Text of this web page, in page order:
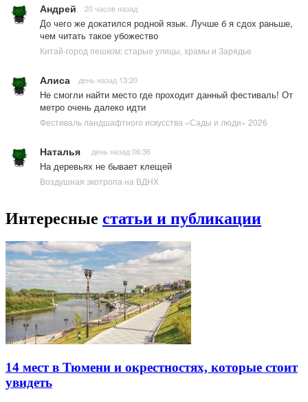
Андрей 20 часов назад
До чего же докатился родной язык. Лучше б я сдох раньше,
чем читать такое убожество
Китай-город пешком: старые улицы, храмы и Зарядье
Алиса день назад 13:20
Не смогли найти место где проходит данный фестиваль! От
метро очень далеко идти
Фестиваль ландшафтного искусства «Сады и люди» 2026
Наталья день назад 06:36
На деревьях не бывает клещей
Воздушная экотропа на ВДНХ
Интересные статьи и публикации
14 мест в Тюмени и окрестностях, которые стоит
увидеть